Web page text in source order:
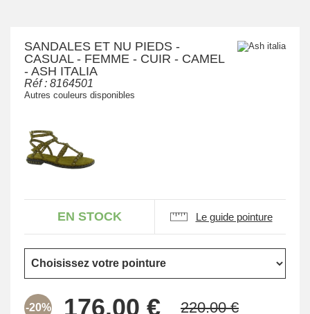
SANDALES ET NU PIEDS -
CASUAL - FEMME - CUIR - CAMEL
- ASH ITALIA
Réf : 8164501
Autres couleurs disponibles
EN STOCK Le guide pointure
-20%